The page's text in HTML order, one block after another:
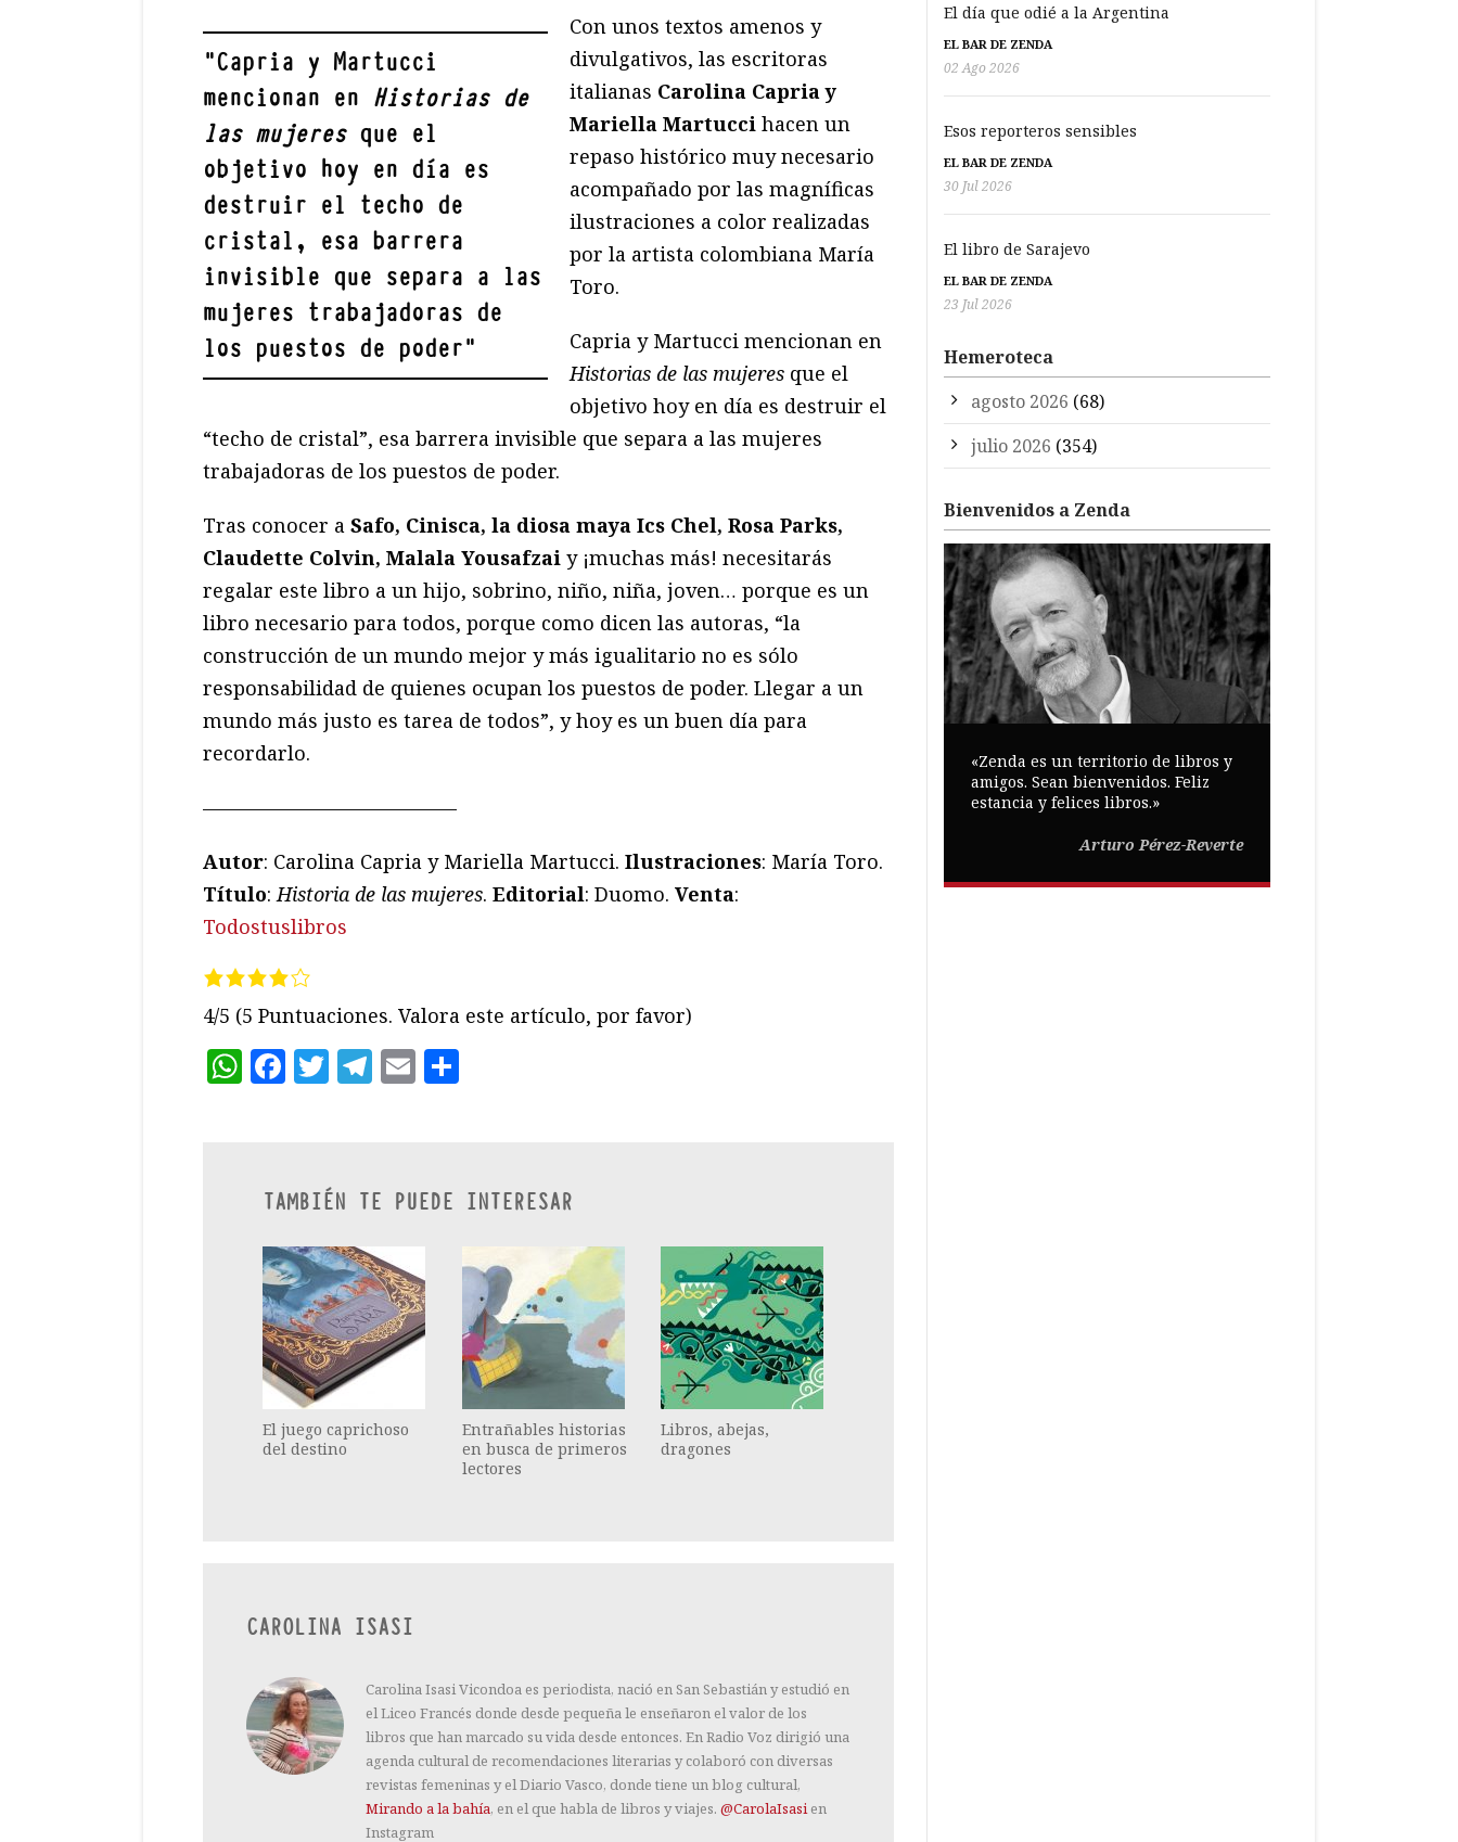
"Capria y Martucci
mencionan en Historias de
las mujeresque el
objetivo hoy en día es
destruir el techo de
cristal, esa barrera
invisible que separa a las
mujeres trabajadoras de
los puestos de poder"
Con unos textos amenos y
divulgativos, las escritoras
italianas Carolina Capria y
Mariella Martucci hacen un
repaso histórico muy necesario
acompañado por las magníficas
ilustraciones a color realizadas
por la artista colombiana María
Toro.
Capria y Martucci mencionan en
Historias de las mujeres que el
objetivo hoy en día es destruir el
“techo de cristal”, esa barrera invisible que separa a las mujeres
trabajadoras de los puestos de poder.
Tras conocer a Safo, Cinisca, la diosa maya Ics Chel, Rosa Parks,
Claudette Colvin, Malala Yousafzai y ¡muchas más! necesitarás
regalar este libro a un hijo, sobrino, niño, niña, joven… porque es un
libro necesario para todos, porque como dicen las autoras, “la
construcción de un mundo mejor y más igualitario no es sólo
responsabilidad de quienes ocupan los puestos de poder. Llegar a un
mundo más justo es tarea de todos”, y hoy es un buen día para
recordarlo.
—————————————
Autor: Carolina Capria y Mariella Martucci. Ilustraciones: María Toro.
Título:Historia de las mujeres. Editorial: Duomo. Venta:
Todostuslibros
4/5 (5 Puntuaciones. Valora este artículo, por favor)
WhatsApp
Facebook
Twitter
Telegram
Email
TAMBIÉN TE PUEDE INTERESAR
El juego caprichoso
del destino
Entrañables historias
en busca de primeros
lectores
Libros, abejas,
dragones
CAROLINA ISASI
Carolina Isasi Vicondoa es periodista, nació en San Sebastián y estudió en
el Liceo Francés donde desde pequeña le enseñaron el valor de los
libros que han marcado su vida desde entonces. En Radio Voz dirigió una
agenda cultural de recomendaciones literarias y colaboró con diversas
revistas femeninas y el Diario Vasco, donde tiene un blog cultural,
Mirando a la bahía, en el que habla de libros y viajes. @CarolaIsasien
Instagram
El día que odié a la Argentina
EL BAR DE ZENDA
02 Ago 2026
Esos reporteros sensibles
EL BAR DE ZENDA
30 Jul 2026
El libro de Sarajevo
EL BAR DE ZENDA
23 Jul 2026
Hemeroteca
agosto 2026 (68)
julio 2026 (354)
Bienvenidos a Zenda
«Zenda es un territorio de libros y
amigos. Sean bienvenidos. Feliz
estancia y felices libros.»
Arturo Pérez-Reverte